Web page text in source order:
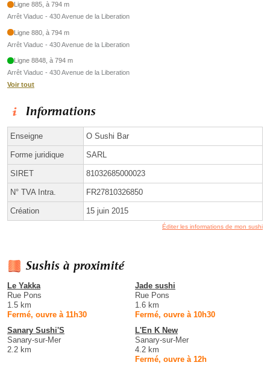
Ligne 885, à 794 m
Arrêt Viaduc - 430 Avenue de la Liberation
Ligne 880, à 794 m
Arrêt Viaduc - 430 Avenue de la Liberation
Ligne 8848, à 794 m
Arrêt Viaduc - 430 Avenue de la Liberation
Voir tout
Informations
Enseigne O Sushi Bar
Forme juridique SARL
SIRET 81032685000023
N° TVA Intra. FR27810326850
Création 15 juin 2015
Éditer les informations de mon sushi
Sushis à proximité
Le Yakka
Rue Pons
1.5 km
Fermé, ouvre à 11h30
Jade sushi
Rue Pons
1.6 km
Fermé, ouvre à 10h30
Sanary Sushi'S
Sanary-sur-Mer
2.2 km
L'En K New
Sanary-sur-Mer
4.2 km
Fermé, ouvre à 12h